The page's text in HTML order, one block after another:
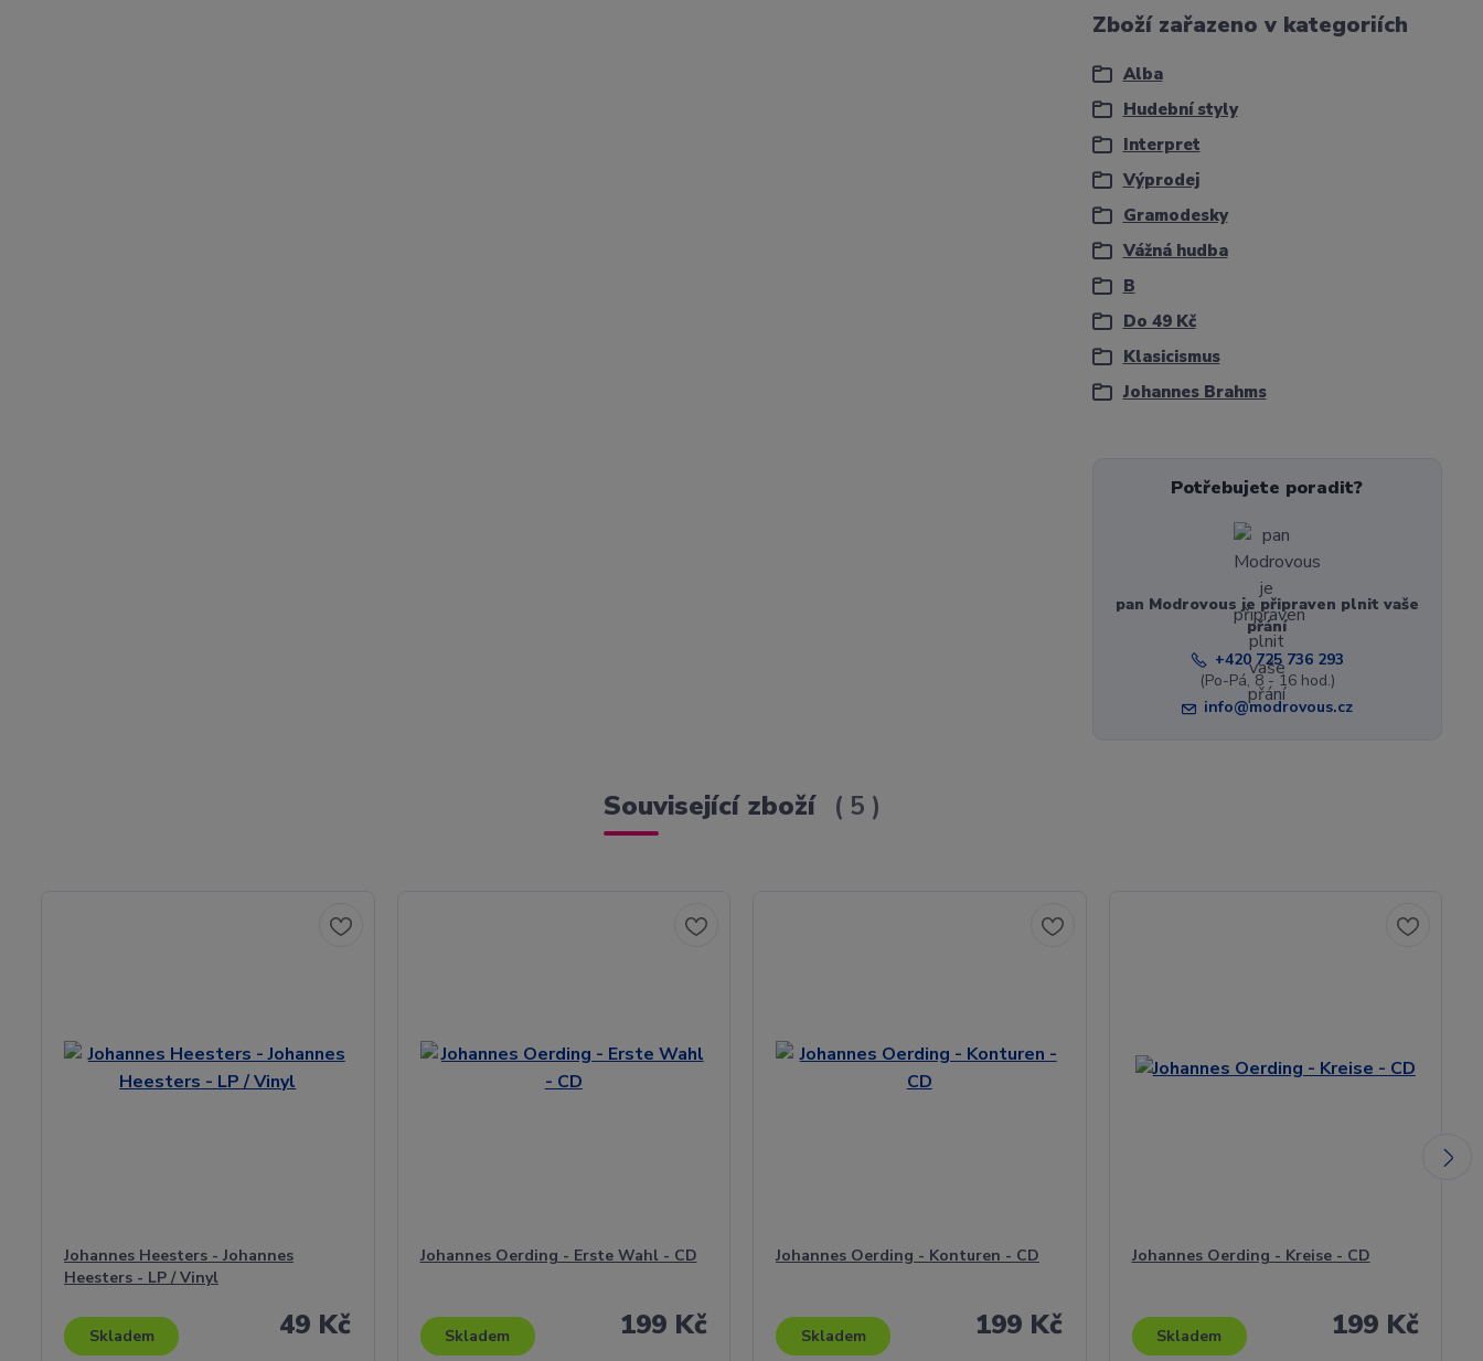
Zboží zařazeno v kategoriích
Alba
Hudební styly
Interpret
Výprodej
Gramodesky
Vážná hudba
B
Do 49 Kč
Klasicismus
Johannes Brahms
Potřebujete poradit?
pan Modrovous je připraven plnit vaše
přání
+420 725 736 293
(Po-Pá, 8 - 16 hod.)
info@modrovous.cz
Související zboží 5
Johannes Heesters - Johannes
Heesters - LP / Vinyl
49 Kč
Skladem
Johannes Oerding - Erste Wahl - CD
199 Kč
Skladem
Johannes Oerding - Konturen - CD
199 Kč
Skladem
Johannes Oerding - Kreise - CD
199 Kč
Skladem